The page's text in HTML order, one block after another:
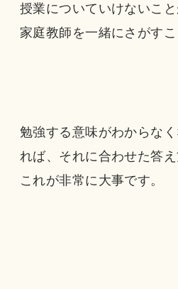
授業についていけないこ
家庭教師を一緒にさがすこ
勉強する意味がわからな
れば、それに合わせた答え
これが非常に大事です。